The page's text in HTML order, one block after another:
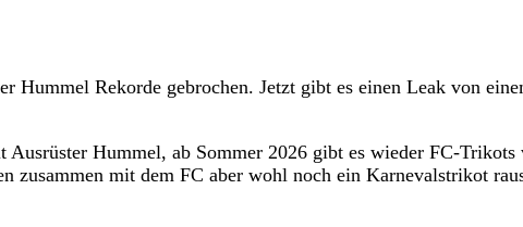
Rekorde gebrochen. Jetzt gibt es einen Leak von
Hummel, ab Sommer 2026 gibt es wieder FC-Trikots
zusammen mit dem FC aber wohl noch ein Karnevalstrikot